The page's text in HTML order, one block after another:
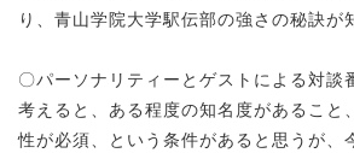
り、青山学院大学駅伝部の強さの秘訣が
〇パーソナリティーとゲストによる対談
考えると、ある程度の知名度があること
性が必須、という条件があると思うが、